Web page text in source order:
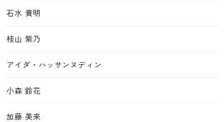
石水 貴明
桂山 紫乃
アイダ・ハッサンヌディン
小森 鈴花
加藤 美来